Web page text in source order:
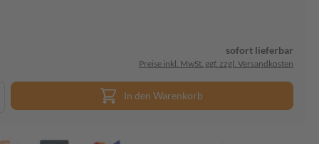
sofort lieferbar
Preise inkl. MwSt. ggf. zzgl. Versandkosten
In den Warenkorb